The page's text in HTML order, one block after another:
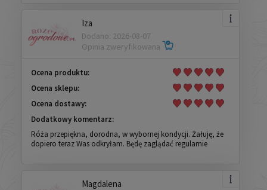
Iza
Dodano: 2026-08-07
Opinia zweryfikowana
Ocena produktu:
Ocena sklepu:
Ocena dostawy:
Dodatkowy komentarz:
Róża przepiękna, dorodna, w wybornej kondycji. Żałuję, że
dopiero teraz Was odkryłam. Będę zaglądać regularnie
Magdalena